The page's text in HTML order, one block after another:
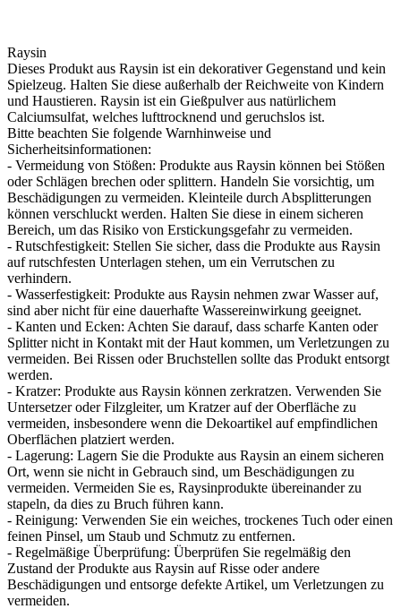
Raysin
Dieses Produkt aus Raysin ist ein dekorativer Gegenstand und kein
Spielzeug. Halten Sie diese außerhalb der Reichweite von Kindern
und Haustieren. Raysin ist ein Gießpulver aus natürlichem
Calciumsulfat, welches lufttrocknend und geruchslos ist.
Bitte beachten Sie folgende Warnhinweise und
Sicherheitsinformationen:
- Vermeidung von Stößen: Produkte aus Raysin können bei Stößen
oder Schlägen brechen oder splittern. Handeln Sie vorsichtig, um
Beschädigungen zu vermeiden. Kleinteile durch Absplitterungen
können verschluckt werden. Halten Sie diese in einem sicheren
Bereich, um das Risiko von Erstickungsgefahr zu vermeiden.
- Rutschfestigkeit: Stellen Sie sicher, dass die Produkte aus Raysin
auf rutschfesten Unterlagen stehen, um ein Verrutschen zu
verhindern.
- Wasserfestigkeit: Produkte aus Raysin nehmen zwar Wasser auf,
sind aber nicht für eine dauerhafte Wassereinwirkung geeignet.
- Kanten und Ecken: Achten Sie darauf, dass scharfe Kanten oder
Splitter nicht in Kontakt mit der Haut kommen, um Verletzungen zu
vermeiden. Bei Rissen oder Bruchstellen sollte das Produkt entsorgt
werden.
- Kratzer: Produkte aus Raysin können zerkratzen. Verwenden Sie
Untersetzer oder Filzgleiter, um Kratzer auf der Oberfläche zu
vermeiden, insbesondere wenn die Dekoartikel auf empfindlichen
Oberflächen platziert werden.
- Lagerung: Lagern Sie die Produkte aus Raysin an einem sicheren
Ort, wenn sie nicht in Gebrauch sind, um Beschädigungen zu
vermeiden. Vermeiden Sie es, Raysinprodukte übereinander zu
stapeln, da dies zu Bruch führen kann.
- Reinigung: Verwenden Sie ein weiches, trockenes Tuch oder einen
feinen Pinsel, um Staub und Schmutz zu entfernen.
- Regelmäßige Überprüfung: Überprüfen Sie regelmäßig den
Zustand der Produkte aus Raysin auf Risse oder andere
Beschädigungen und entsorge defekte Artikel, um Verletzungen zu
vermeiden.